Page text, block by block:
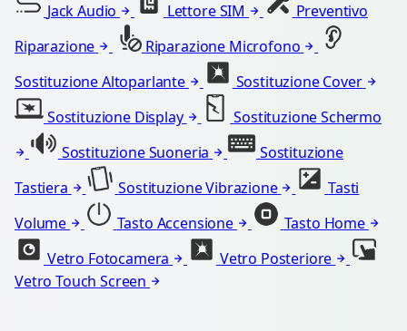
Jack Audio
Lettore SIM
Preventivo
Riparazione
Riparazione Microfono
Sostituzione Altoparlante
Sostituzione Cover
Sostituzione Display
Sostituzione Schermo
Sostituzione Suoneria
Sostituzione
Tastiera
Sostituzione Vibrazione
Tasti
Volume
Tasto Accensione
Tasto Home
Vetro Fotocamera
Vetro Posteriore
Vetro Touch Screen